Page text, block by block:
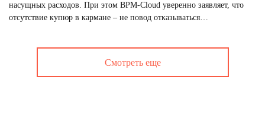
насущных расходов. При этом BPM-Cloud уверенно заявляет, что
отсутствие купюр в кармане – не повод отказываться…
Смотреть еще